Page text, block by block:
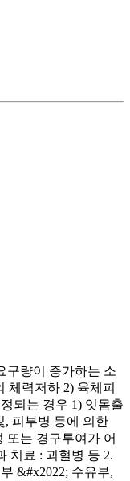
구량이 증가하는 소
체력저하 2) 육체피
되는 경우 1) 잇몸출
, 피부병 등에 의한
또는 경구투여가 어
치료 : 괴혈병 등 2.
&#x2022; 수유부,